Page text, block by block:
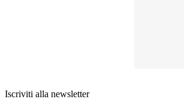
Iscriviti alla newsletter